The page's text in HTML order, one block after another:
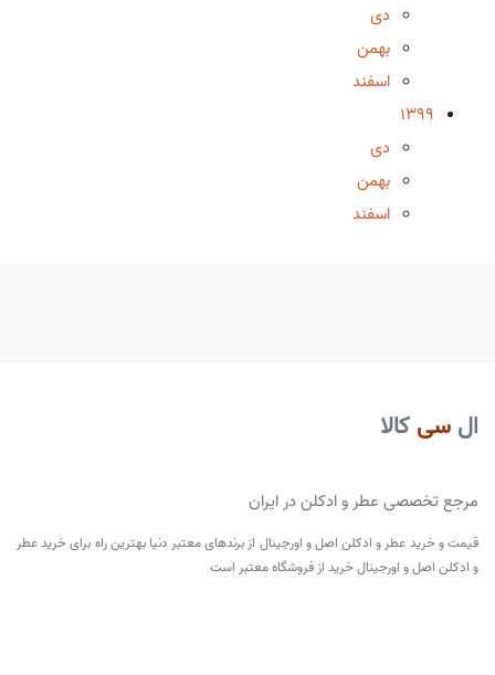
دی
بهمن
اسفند
1399
دی
بهمن
اسفند
ال سی کالا
مرجع تخصصی عطر و ادکلن در ایران
قیمت و خرید عطر و ادکلن اصل و اورجینال از برندهای معتبر دنیا بهترین راه برای خرید عطر
و ادکلن اصل و اورجینال خرید از فروشگاه معتبر است